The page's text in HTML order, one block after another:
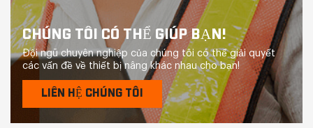
CHÚNG TÔI CÓ THỂ GIÚP BẠN!
Đội ngũ chuyên nghiệp của chúng tôi có thể giải quyết
các vấn đề về thiết bị nâng khác nhau cho bạn!
LIÊN HỆ CHÚNG TÔI